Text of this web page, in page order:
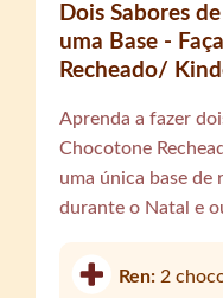
Dois Sabores
uma Base -
Recheado/
Aprenda a fazer
Chocotone
uma única base de
durante o Natal e
Ren: 2